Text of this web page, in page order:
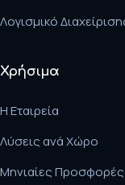
Λογισμικό
Χρήσιμα
Η Εταιρεία
Λύσεις ανά Χώρο
Μηνιαίες Προσφορές